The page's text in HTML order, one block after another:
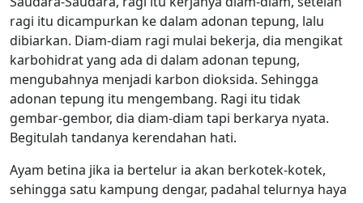
ragi itu dicampurkan ke dalam adonan tepung, lalu
dibiarkan. Diam-diam ragi mulai bekerja, dia mengikat
karbohidrat yang ada di dalam adonan tepung,
mengubahnya menjadi karbon dioksida. Sehingga
adonan tepung itu mengembang. Ragi itu tidak
gembar-gembor, dia diam-diam tapi berkarya nyata.
Begitulah tandanya kerendahan hati.
Ayam betina jika ia bertelur ia akan berkotek-kotek,
sehingga satu kampung dengar, padahal telurnya haya